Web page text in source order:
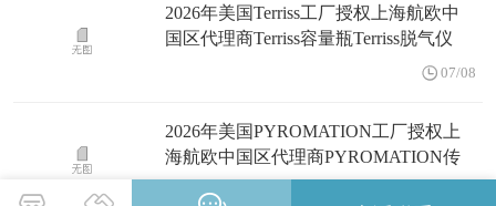
2026年美国Terriss工厂授权上海航欧中
国区代理商Terriss容量瓶Terriss脱气仪
07/08
2026年美国PYROMATION工厂授权上
海航欧中国区代理商PYROMATION传
感器